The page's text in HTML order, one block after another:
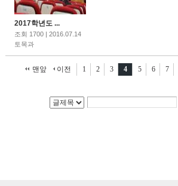
2017학년도 ...
조회 1700 | 2016.07.14
토목과
맨앞 이전 1 2 3 4 5 6 7